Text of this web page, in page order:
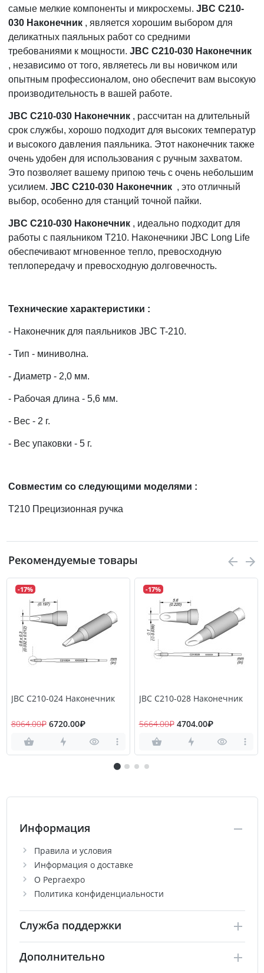
самые мелкие компоненты и микросхемы. JBC C210-
030 Наконечник , является хорошим выбором для
деликатных паяльных работ со средними
требованиями к мощности. JBC C210-030 Наконечник
, независимо от того, являетесь ли вы новичком или
опытным профессионалом, оно обеспечит вам высокую
производительность в вашей работе.
JBC C210-030 Наконечник , рассчитан на длительный
срок службы, хорошо подходит для высоких температур
и высокого давления паяльника. Этот наконечник также
очень удобен для использования с ручным захватом.
Это позволяет вашему припою течь с очень небольшим
усилием. JBC C210-030 Наконечник , это отличный
выбор, особенно для станций точной пайки.
JBC C210-030 Наконечник , идеально подходит для
работы с паяльником T210. Наконечники JBC Long Life
обеспечивают мгновенное тепло, превосходную
теплопередачу и превосходную долговечность.
Технические характеристики :
- Наконечник для паяльников JBC T-210.
- Тип - миниволна.
- Диаметр - 2,0 мм.
- Рабочая длина - 5,6 мм.
- Вес - 2 г.
- Вес упаковки - 5 г.
Cовместим со следующими моделями :
T210 Прецизионная ручка
Рекомендуемые товары
-17%
JBC C210-024 Наконечник
8064.00₽ 6720.00₽
-17%
JBC C210-028 Наконечник
5664.00₽ 4704.00₽
Информация
Правила и условия
Информация о доставке
О Pepraexpo
Политика конфиденциальности
Служба поддержки
Дополнительно